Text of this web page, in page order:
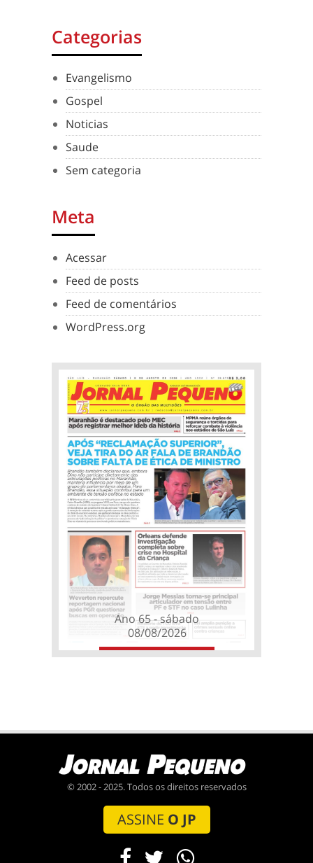
Categorias
Evangelismo
Gospel
Noticias
Saude
Sem categoria
Meta
Acessar
Feed de posts
Feed de comentários
WordPress.org
Ano 65 - sábado
08/08/2026
© 2002 - 2025. Todos os direitos reservados
ASSINE O JP